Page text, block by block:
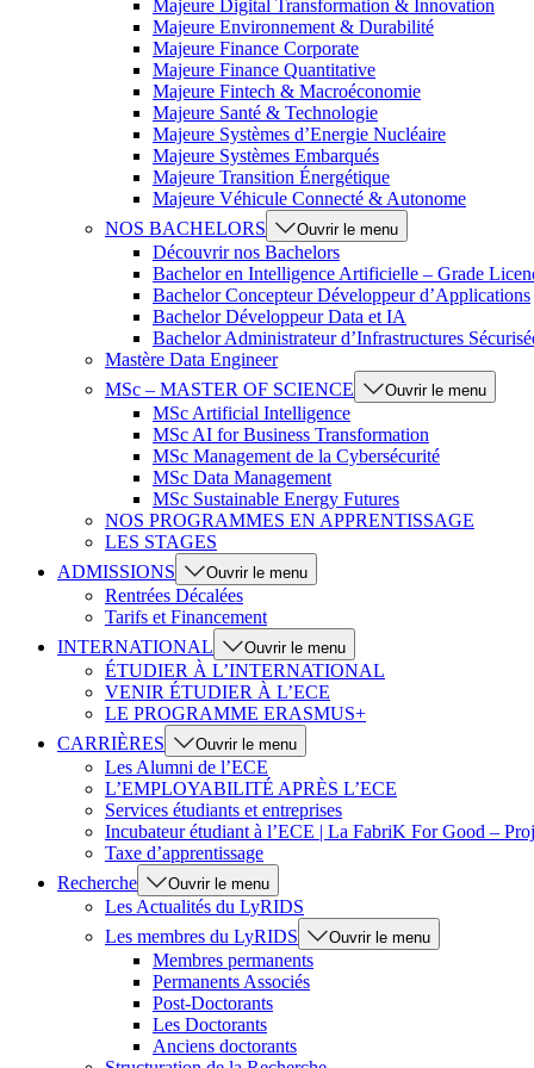
Majeure Digital Transformation & Innovation
Majeure Environnement & Durabilité
Majeure Finance Corporate
Majeure Finance Quantitative
Majeure Fintech & Macroéconomie
Majeure Santé & Technologie
Majeure Systèmes d’Energie Nucléaire
Majeure Systèmes Embarqués
Majeure Transition Énergétique
Majeure Véhicule Connecté & Autonome
NOS BACHELORS
Ouvrir le menu
Découvrir nos Bachelors
Bachelor en Intelligence Artificielle – Grade
Bachelor Concepteur Développeur d’Applications
Bachelor Développeur Data et IA
Bachelor Administrateur d’Infrastructures
Mastère Data Engineer
MSc – MASTER OF SCIENCE
Ouvrir le menu
MSc Artificial Intelligence
MSc AI for Business Transformation
MSc Management de la Cybersécurité
MSc Data Management
MSc Sustainable Energy Futures
NOS PROGRAMMES EN APPRENTISSAGE
LES STAGES
ADMISSIONS
Ouvrir le menu
Rentrées Décalées
Tarifs et Financement
INTERNATIONAL
Ouvrir le menu
ÉTUDIER À L’INTERNATIONAL
VENIR ÉTUDIER À L’ECE
LE PROGRAMME ERASMUS+
CARRIÈRES
Ouvrir le menu
Les Alumni de l’ECE
L’EMPLOYABILITÉ APRÈS L’ECE
Services étudiants et entreprises
Incubateur étudiant à l’ECE | La FabriK For Good –
Taxe d’apprentissage
Recherche
Ouvrir le menu
Les Actualités du LyRIDS
Les membres du LyRIDS
Ouvrir le menu
Membres permanents
Permanents Associés
Post-Doctorants
Les Doctorants
Anciens doctorants